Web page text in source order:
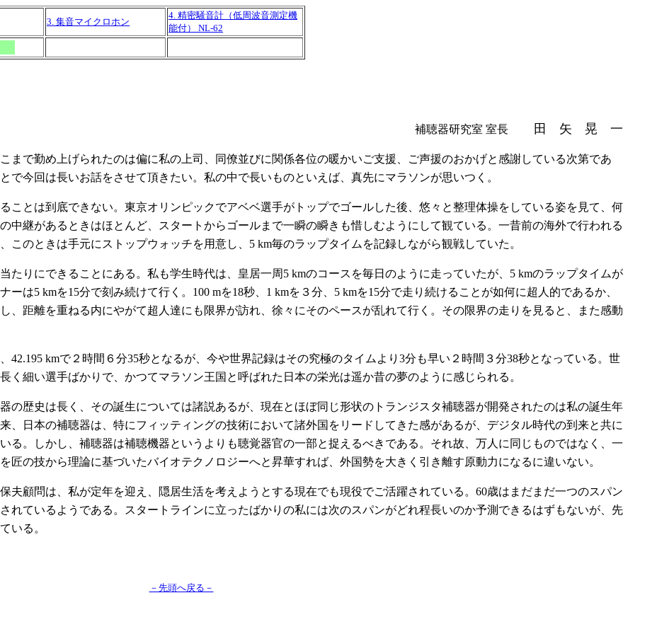
3. 集音マイクロホン
4. 精密騒音計（低周波音測定機
能付） NL-62
補聴器研究室 室長 田 矢 晃 一
まで勤め上げられたのは偏に私の上司、同僚並びに関係各位の暖かいご支援、ご声援のおかげと感謝している次第であ
で今回は長いお話をさせて頂きたい。私の中で長いものといえば、真先にマラソンが思いつく。
とは到底できない。東京オリンピックでアベベ選手がトップでゴールした後、悠々と整理体操をしている姿を見て、何
中継があるときはほとんど、スタートからゴールまで一瞬の瞬きも惜しむようにして観ている。一昔前の海外で行われる
このときは手元にストップウォッチを用意し、5 km毎のラップタイムを記録しながら観戦していた。
りにできることにある。私も学生時代は、皇居一周5 kmのコースを毎日のように走っていたが、5 kmのラップタイムが
は5 kmを15分で刻み続けて行く。100 mを18秒、1 kmを３分、5 kmを15分で走り続けることが如何に超人的であるか、
、距離を重ねる内にやがて超人達にも限界が訪れ、徐々にそのペースが乱れて行く。その限界の走りを見ると、また感動
kmで２時間６分35秒となるが、今や世界記録はその究極のタイムより3分も早い２時間３分38秒となっている。世
く細い選手ばかりで、かつてマラソン王国と呼ばれた日本の栄光は遥か昔の夢のように感じられる。
歴史は長く、その誕生については諸説あるが、現在とほぼ同じ形状のトランジスタ補聴器が開発されたのは私の誕生年
、日本の補聴器は、特にフィッティングの技術において諸外国をリードしてきた感があるが、デジタル時代の到来と共に
る。しかし、補聴器は補聴機器というよりも聴覚器官の一部と捉えるべきである。それ故、万人に同じものではなく、一
匠の技から理論に基づいたバイオテクノロジーへと昇華すれば、外国勢を大きく引き離す原動力になるに違いない。
顧問は、私が定年を迎え、隠居生活を考えようとする現在でも現役でご活躍されている。60歳はまだまだ一つのスパン
れているようである。スタートラインに立ったばかりの私には次のスパンがどれ程長いのか予測できるはずもないが、先
いる。
－先頭へ戻る－